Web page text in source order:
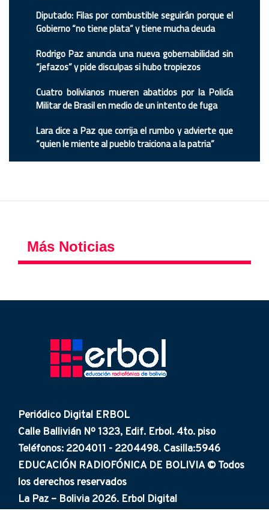
Diputado: Filas por combustible seguirán porque el
Gobierno “no tiene plata” y tiene mucha deuda
Rodrigo Paz anuncia una nueva gobernabilidad sin
“jefazos” y pide disculpas si hubo tropiezos
Cuatro bolivianos mueren abatidos por la Policía
Militar de Brasil en medio de un intento de fuga
Lara dice a Paz que corrija el rumbo y advierte que
“quien le miente al pueblo traiciona a la patria”
Más Noticias
Periódico Digital ERBOL
Calle Ballivián Nº 1323, Edif. Erbol. 4to. piso
Teléfonos: 2204011 - 2204498. Casilla:5946
EDUCACIÓN RADIOFÓNICA DE BOLIVIA © Todos
los derechos reservados
La Paz – Bolivia 2026. Erbol Digital